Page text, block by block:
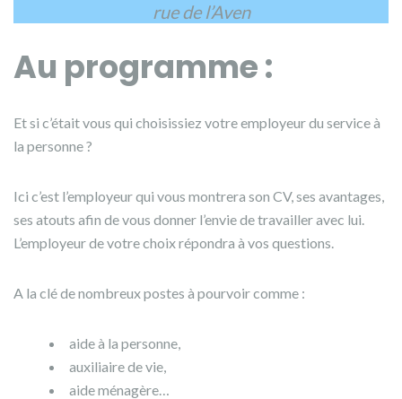
rue de l’Aven
Au programme :
Et si c’était vous qui choisissiez votre employeur du service à
la personne ?
Ici c’est l’employeur qui vous montrera son CV, ses avantages,
ses atouts afin de vous donner l’envie de travailler avec lui.
L’employeur de votre choix répondra à vos questions.
A la clé de nombreux postes à pourvoir comme :
aide à la personne,
auxiliaire de vie,
aide ménagère…